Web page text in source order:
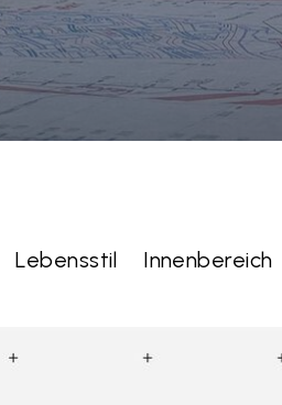
Lebensstil Innenbereich